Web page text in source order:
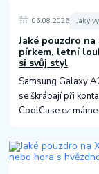
06.08.2026 Jaký
Jaké pouzdro na
pírkem, letní
si svůj styl
Samsung Galaxy
se škrábají při
CoolCase.cz